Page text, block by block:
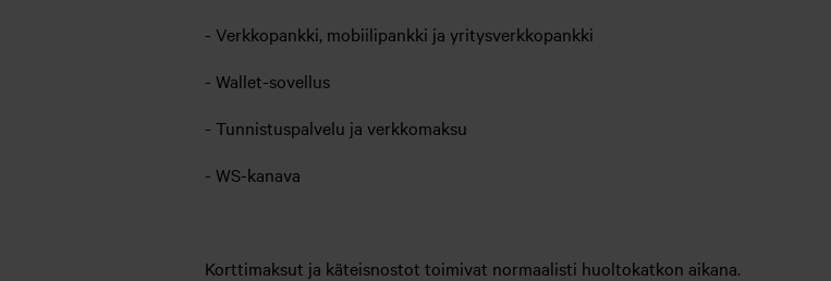
- Verkkopankki, mobiilipankki ja yritysverkkopankki
- Wallet-sovellus
- Tunnistuspalvelu ja verkkomaksu
- WS-kanava
Korttimaksut ja käteisnostot toimivat normaalisti huoltokatkon aikana.